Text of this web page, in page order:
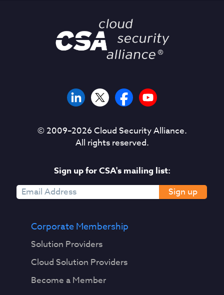
© 2009–2026Cloud Security Alliance.
All rights reserved.
Sign up for CSA's mailing list:
Sign up
Corporate Membership
Solution Providers
Cloud Solution Providers
Become a Member